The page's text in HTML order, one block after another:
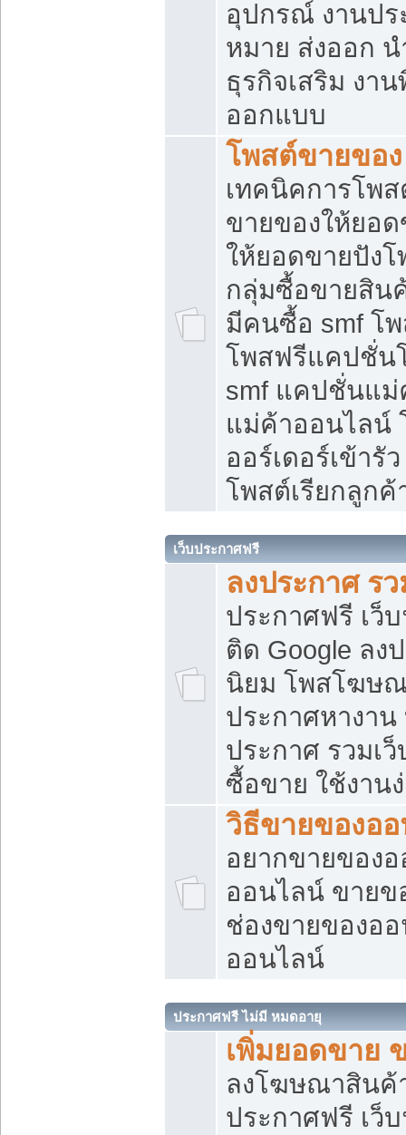
อุปกรณ์ งานป
หมาย ส่งออก น
ธุรกิจเสริม งา
ออกแบบ
โพสต์ขายของ
เทคนิคการโพ
ขายของให้ยอ
ให้ยอดขายปัง
กลุ่มซื้อขายสิน
มีคนซื้อ smf โ
โพสฟรีแคปชั่น
smf แคปชั่นแ
แม่ค้าออนไลน์
ออร์เดอร์เข้ารั
โพสต์เรียกลูกค้
เว็บประกาศฟรี
ลงประกาศ ร
ประกาศฟรี เว็
ติด Google ลง
นิยม โพสโฆษ
ประกาศหางาน
ประกาศ รวมเ
ซื้อขาย ใช้งาน
วิธีขายของอ
อยากขายของ
ออนไลน์ ขายข
ช่องขายของอ
ออนไลน์
ประกาศฟรี ไม่มี หมดอายุ
เพิ่มยอดขาย
ลงโฆษณาสิน
ประกาศฟรี เว็